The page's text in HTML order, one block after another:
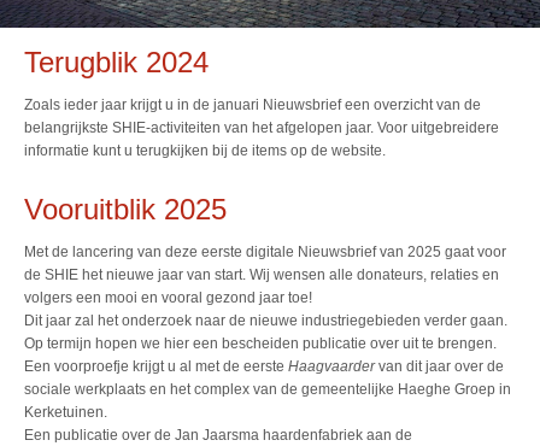
Terugblik 2024
Zoals ieder jaar krijgt u in de januari Nieuwsbrief een overzicht van de
belangrijkste SHIE-activiteiten van het afgelopen jaar. Voor uitgebreidere
informatie kunt u terugkijken bij de items op de website.
Vooruitblik 2025
Met de lancering van deze eerste digitale Nieuwsbrief van 2025 gaat voor
de SHIE het nieuwe jaar van start. Wij wensen alle donateurs, relaties en
volgers een mooi en vooral gezond jaar toe!
Dit jaar zal het onderzoek naar de nieuwe industriegebieden verder gaan.
Op termijn hopen we hier een bescheiden publicatie over uit te brengen.
Een voorproefje krijgt u al met de eerste Haagvaardervan dit jaar over de
sociale werkplaats en het complex van de gemeentelijke Haeghe Groep in
Kerketuinen.
Een publicatie over de Jan Jaarsma haardenfabriek aan de